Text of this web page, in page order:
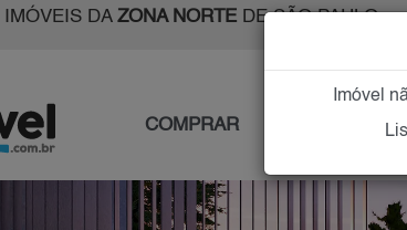
IMÓVEIS DA ZONA NORTEDE SÃO PAULO
COMPRAR
Imóvel